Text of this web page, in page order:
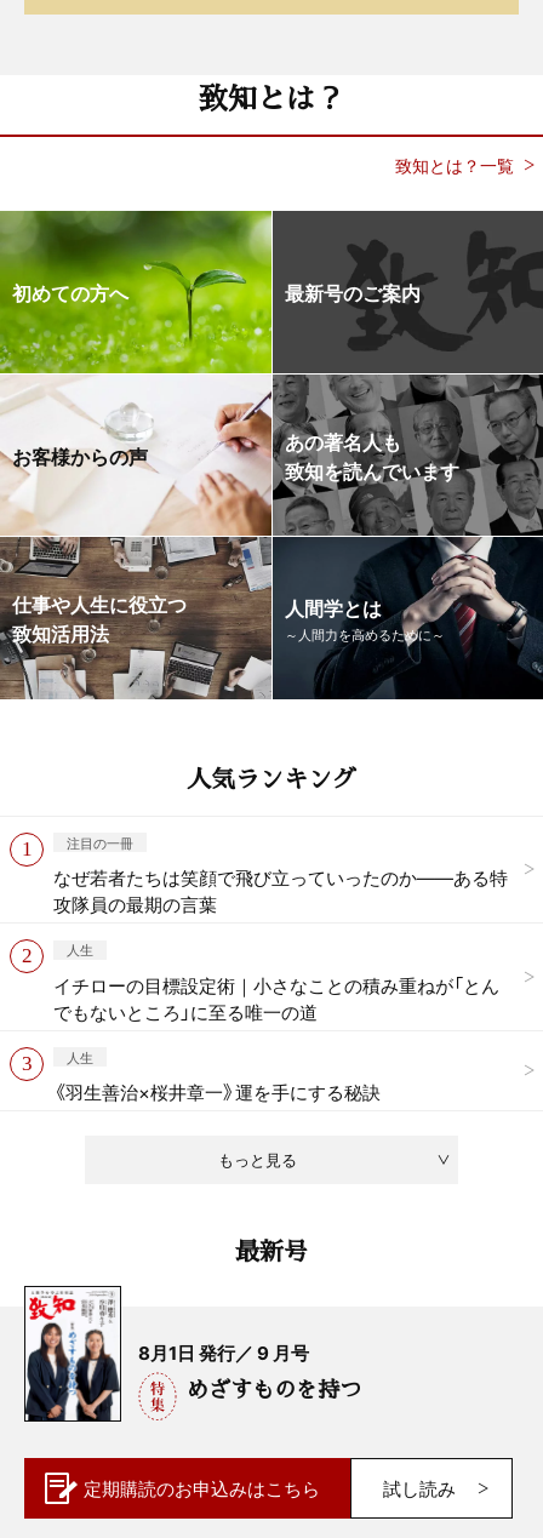
致知とは？
致知とは？一覧
初めての方へ 最新号のご案内
お客様からの声
あの著名人も
致知を読んでいます
仕事や人生に役立つ
致知活用法
人間学とは
～人間力を高めるために～
人気ランキング
もっと見る
注目の一冊
なぜ若者たちは笑顔で飛び立っていったのか——ある特
攻隊員の最期の言葉
人生
イチローの目標設定術｜小さなことの積み重ねが「とん
でもないところ」に至る唯一の道
人生
《羽生善治×桜井章一》運を手にする秘訣
最新号
8月1日 発行／ 9 月号
めざすものを持つ
定期購読のお申込みはこちら 試し読み